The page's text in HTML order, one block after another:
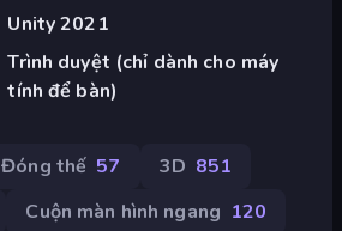
Unity 2021
Trình duyệt (chỉ dành cho máy
tính để bàn)
Đóng thế 57 3D 851
Cuộn màn hình ngang 120